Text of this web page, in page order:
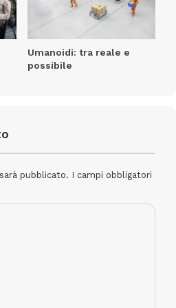
che richiede più spesso il
soprattutto per quanto
importante per il
italiani nei confronti della
genitori nei confronti della
Umanoidi: tra reale e
possibile
pubblicato. I campi obbligatori